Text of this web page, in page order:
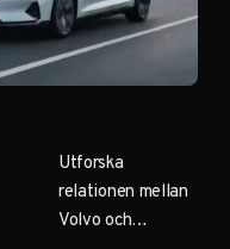
Utforska
relationen mellan
Volvo och